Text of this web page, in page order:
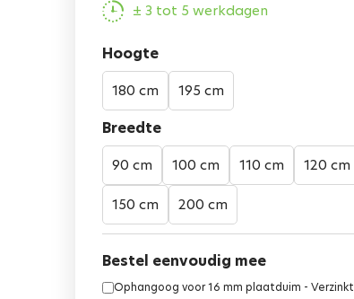
± 3 tot 5 werkdagen
Hoogte
180 cm 195 cm
Breedte
90 cm 100 cm 110 cm 120 cm
150 cm 200 cm
Bestel eenvoudig mee
Ophangoog voor 16 mm plaatduim - Verzinkt